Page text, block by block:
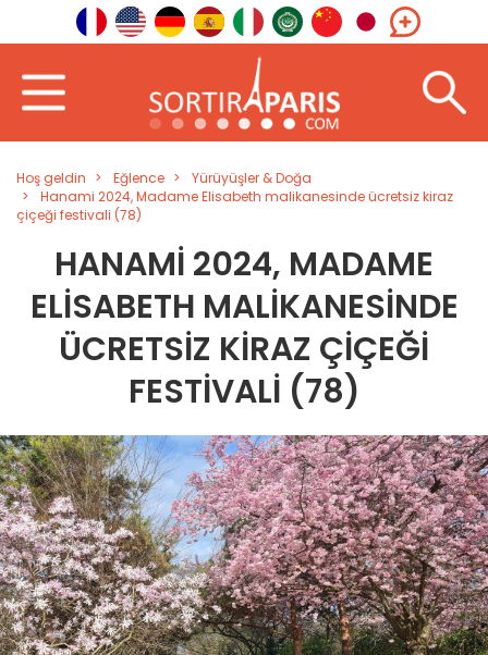
Hoş geldin Eğlence
Yürüyüşler & Doğa
Hanami 2024, Madame Elisabeth malikanesinde ücretsiz kiraz
çiçeği festivali (78)
HANAMI 2024, MADAME
ELISABETH MALIKANESINDE
ÜCRETSIZ KIRAZ ÇIÇEĞI
FESTIVALI (78)